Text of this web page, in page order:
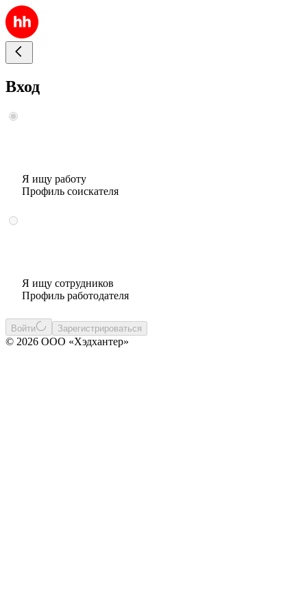
Вход
Я ищу работу
Профиль соискателя
Я ищу сотрудников
Профиль работодателя
Войти Зарегистрироваться
© 2026 ООО «Хэдхантер»